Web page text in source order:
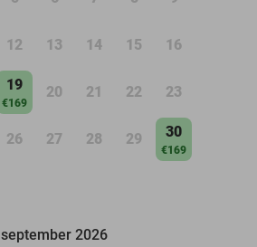
12 13 14 15 16
19
€169
20 21 22 23
26 27 28 29 30
€169
september 2026